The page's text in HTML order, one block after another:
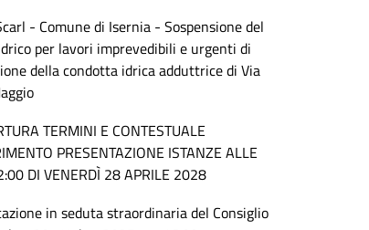
- Comune di Isernia - Sospensione del
per lavori imprevedibili e urgenti di
della condotta idrica adduttrice di Via
TERMINI E CONTESTUALE
PRESENTAZIONE ISTANZE ALLE
DI VENERDÌ 28 APRILE 2028
in seduta straordinaria del Consiglio